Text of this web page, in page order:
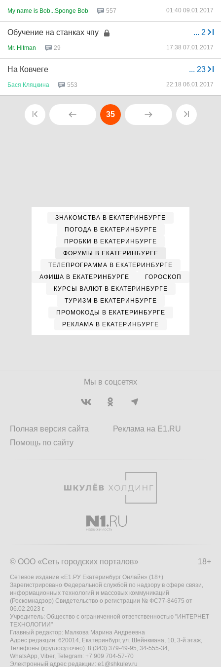
My name is Bob...Sponge Bob 557 01:40 09.01.2017
... 2
Обучение на станках чпу
Mr. Hitman 29 17:38 07.01.2017
... 23
На Ковчеге
Бася Кляцкина 553 22:18 06.01.2017
35
ЗНАКОМСТВА В ЕКАТЕРИНБУРГЕ
ПОГОДА В ЕКАТЕРИНБУРГЕ
ПРОБКИ В ЕКАТЕРИНБУРГЕ
ФОРУМЫ В ЕКАТЕРИНБУРГЕ
ТЕЛЕПРОГРАММА В ЕКАТЕРИНБУРГЕ
АФИША В ЕКАТЕРИНБУРГЕ
ГОРОСКОП
КУРСЫ ВАЛЮТ В ЕКАТЕРИНБУРГЕ
ТУРИЗМ В ЕКАТЕРИНБУРГЕ
ПРОМОКОДЫ В ЕКАТЕРИНБУРГЕ
РЕКЛАМА В ЕКАТЕРИНБУРГЕ
Мы в соцсетях
Полная версия сайта
Помощь по сайту
Реклама на E1.RU
18+
© ООО «Сеть городских порталов»
Сетевое издание «Е1.РУ Екатеринбург Онлайн» (18+)
Зарегистрировано Федеральной службой по надзору в сфере связи,
информационных технологий и массовых коммуникаций
(Роскомнадзор) Свидетельство о регистрации № ФС77-84675 от
06.02.2023 г.
Учредитель: Общество с ограниченной ответственностью "ИНТЕРНЕТ
ТЕХНОЛОГИИ"
Главный редактор: Малкова Марина Андреевна
Адрес редакции: 620014, Екатеринбург, ул. Шейнкмана, 10, 3-й этаж,
Телефоны (круглосуточно): 8 (343) 379-49-95, 34-555-34,
WhatsApp, Viber, Telegram: +7 909 704-57-70
Электронный адрес редакции: e1@shkulev.ru